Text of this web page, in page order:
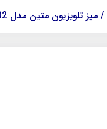
/ میز تلویزیون متین مدل R202 طول 120